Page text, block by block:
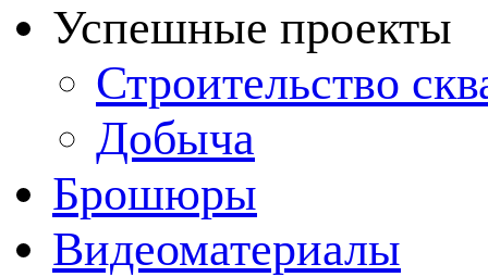
Успешные проекты
Строительство
Добыча
Брошюры
Видеоматериалы